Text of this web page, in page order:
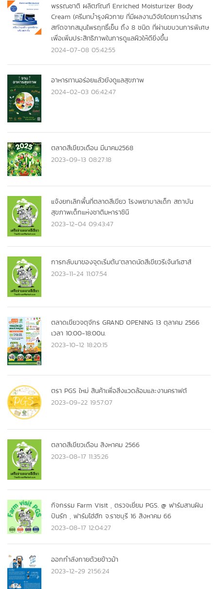
พรรณชาติ ผลิตภัณฑ์ Enriched Moisturizer Body
Cream (ครีมทบำรุงผิวกาย ที่มีผลงานวิจัยโดยการนำสาร
สกัดจากสมุนไพรฤทธิ์เย็น ถึง 8 ชนิด ที่ผ่านขบวนการพิเศษ
เพื่อเพิ่มประสิทธิภาพในการดูแลผิวให้ดียิ่งขึ้น
2024-07-08 05:42:55
อาหารทานอร่อยแลัวยังดูแลสุขภาพ
2024-02-03 06:42:47
ตลาดสีเขียวเดือน มีนาคม2568
2023-09-13 08:27:18
แจ้งยกเลิกพื้นที่ตลาดสีเขียว โรงพยาบาลเด็ก สถาบัน
สุขภาพเด็กแห่งชาติมหาราชินี
2023-12-04 09:43:47
การกลับมาของจุดเริ่มต้น"ตลาดนัดสีเขียวรีเจ้นท์เฮาส์
2023-11-24 11:07:54
ตลาดเขียวจตุจักร GRAND OPENING 13 ตุลาคม 2566
เวลา 10:00-18:00น.
2023-10-12 18:20:15
ตรา PGS ใหม่ สินค้าเพื่อสิ่งแวดล้อมและงานคราฟต์
2023-09-22 19:57:07
ตลาดสีเขียวเดือน สิงหาคม 2566
2023-08-17 11:35:26
กิจกรรม Farm Visit , ตรวจเยี่ยม PGS. @ ฟาร์มสานฝัน
ปันรัก , ฟาร์มไฮ่ฮัก จ.ราชบุรี 16 สิงหาคม 66
2023-08-17 12:04:27
ออกกำลังกายด้วยข้าวม้า
2023-12-29 21:56:24